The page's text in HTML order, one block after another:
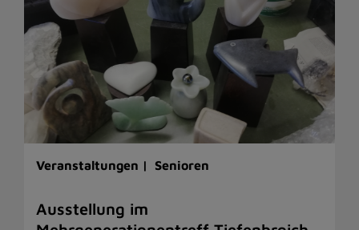
Veranstaltungen | Senioren
Ausstellung im